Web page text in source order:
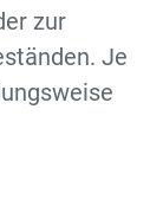
zur
Je